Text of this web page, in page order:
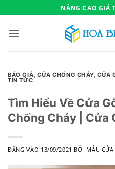
qua
nội
NÂNG CAO GIÁ
BÁO GIÁ,CỬA CHỐNG CHÁY,CỬA
TIN TỨC
Tìm Hiểu Về Cửa
Chống Cháy | Cửa
ĐĂNG VÀO 13/09/2021 BỞI MẪU CỬA